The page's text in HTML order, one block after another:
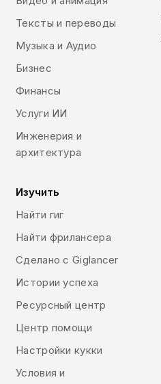
Тексты и переводы
Музыка и Аудио
Бизнес
Финансы
Услуги ИИ
Инженерия и
архитектура
Изучить
Найти гиг
Найти фрилансера
Сделано с Giglancer
Истории успеха
Ресурсный центр
Центр помощи
Настройки кукки
Условия и